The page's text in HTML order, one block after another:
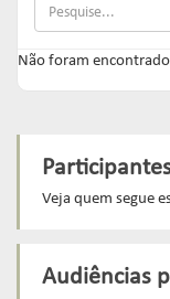
Não foram
Veja quem segue
Audiências